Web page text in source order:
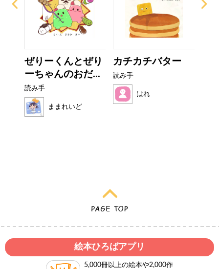
ぜりーくんとぜり
ーちゃんのおだ...
読み手
ままれいど
カチカチバター
読み手
はれ
絵本ひろばアプリ
5,000冊以上の絵本や2,000作